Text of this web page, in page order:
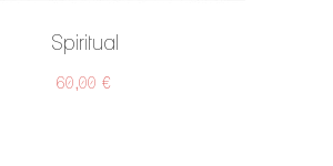
Spiritual
60,00 €